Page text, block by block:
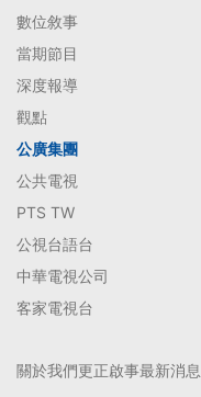
數位敘事
當期節目
深度報導
觀點
公廣集團
公共電視
PTS TW
公視台語台
中華電視公司
客家電視台
關於我們更正啟事最新消息